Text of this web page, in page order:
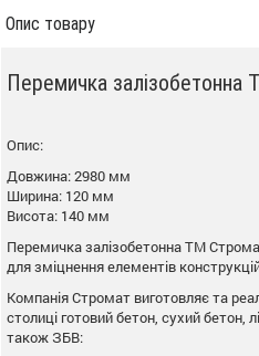
Опис товару
Перемичка
Опис:
Довжина: 2980 мм
Ширина: 120 мм
Висота: 140 мм
Перемичка залізобетонна ТМ
для зміцнення елементів конструкцій
Компанія Стромат виготовляє та
столиці готовий бетон, сухий бетон,
також ЗБВ: